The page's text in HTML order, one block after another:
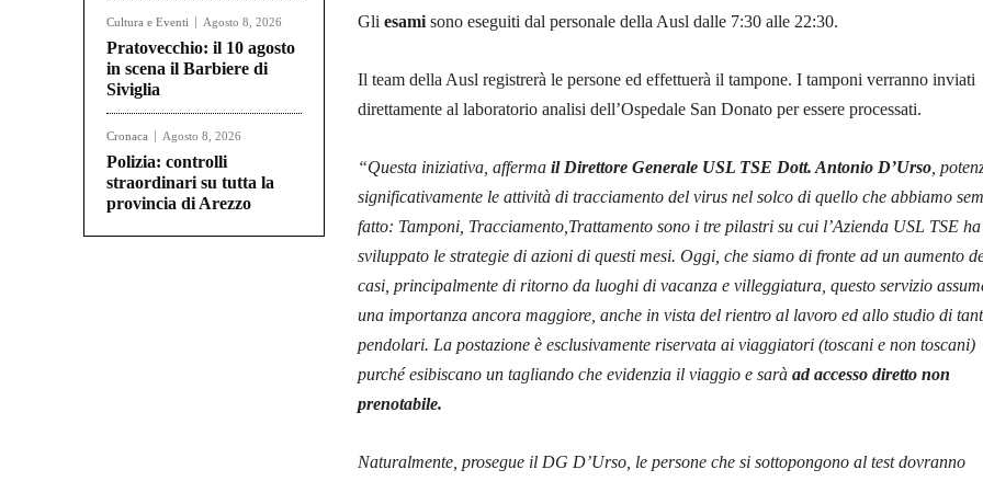
Cultura e Eventi Agosto 8, 2026
Pratovecchio: il 10 agosto
in scena il Barbiere di
Siviglia
Cronaca Agosto 8, 2026
Polizia: controlli
straordinari su tutta la
provincia di Arezzo
Gli esami sono eseguiti dal personale della Ausl dalle 7:30 alle 22:30.
Il team della Ausl registrerà le persone ed effettuerà il tampone. I tamponi verranno inviati
direttamente al laboratorio analisi dell’Ospedale San Donato per essere processati.
“Questa iniziativa, afferma il Direttore Generale USL TSE Dott. Antonio D’Urso ,
significativamente le attività di tracciamento del virus nel solco di quello che abbiamo
fatto: Tamponi, Tracciamento,Trattamento sono i tre pilastri su cui l’Azienda USL TSE ha
sviluppato le strategie di azioni di questi mesi. Oggi, che siamo di fronte ad un aumento
casi, principalmente di ritorno da luoghi di vacanza e villeggiatura, questo servizio
una importanza ancora maggiore, anche in vista del rientro al lavoro ed allo studio di
pendolari. La postazione è esclusivamente riservata ai viaggiatori (toscani e non toscani)
purché esibiscano un tagliando che evidenzia il viaggio e sarà ad accesso diretto non
prenotabile.
Naturalmente, prosegue il DG D’Urso, le persone che si sottopongono al test dovranno